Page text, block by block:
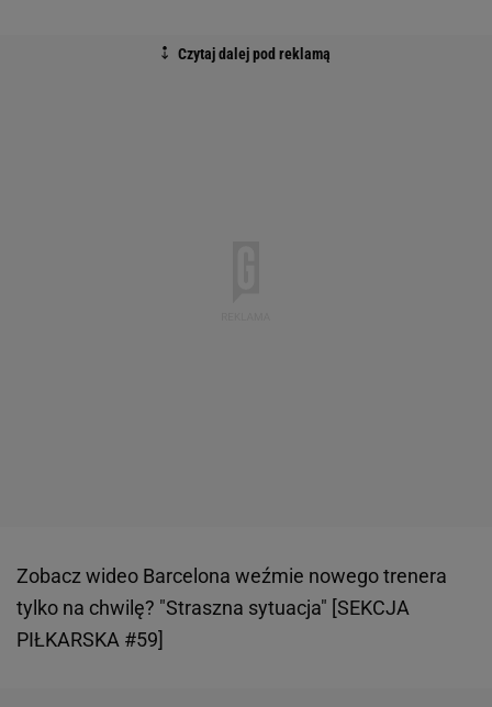
Zobacz wideo Barcelona weźmie nowego trenera
tylko na chwilę? "Straszna sytuacja" [SEKCJA
PIŁKARSKA #59]